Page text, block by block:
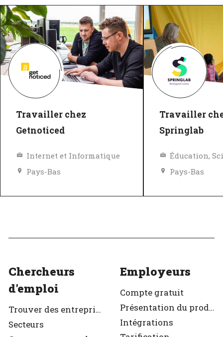
Travailler chez
Getnoticed
Internet et Informatique
Pays-Bas
Travailler
Springlab
Éducation,
Pays-Bas
Chercheurs
d'emploi
Trouver des entreprises
Secteurs
Employeurs
Compte gratuit
Présentation du produit
Intégrations